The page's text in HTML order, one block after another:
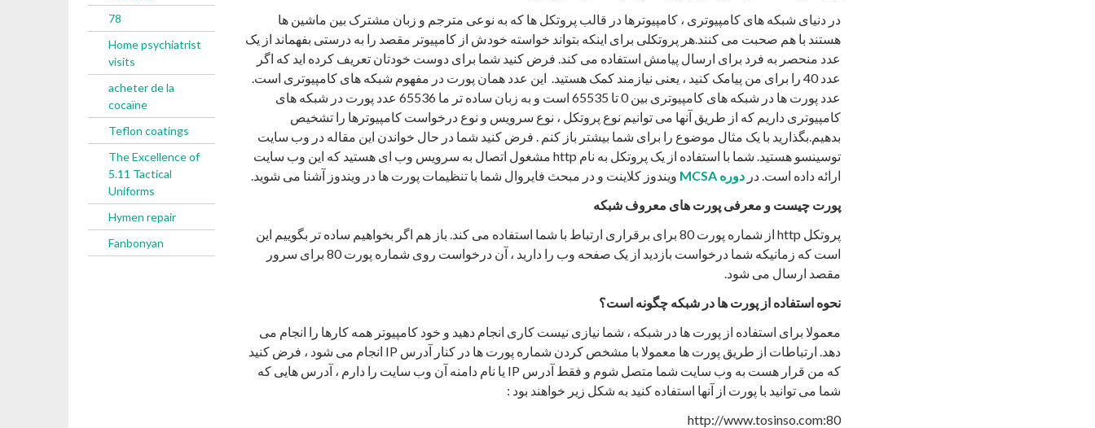
78
Home psychiatrist
visits
acheter de la
cocaïne
Teflon coatings
The Excellence of
5.11 Tactical
Uniforms
Hymen repair
Fanbonyan
در دنیای شبکه های کامپیوتری ، کامپیوترها در قالب پروتکل ها که به نوعی مترجم و زبان مشترک بین ماشین ها
هستند با هم صحبت می کنند.هر پروتکلی برای اینکه بتواند خواسته خودش از کامپیوتر مقصد را به درستی بفهماند از یک
عدد منحصر به فرد برای ارسال پیامش استفاده می کند. فرض کنید شما برای دوست خودتان تعریف کرده اید که اگر
عدد 40 را برای من پیامک کنید ، یعنی نیازمند کمک هستید. این عدد همان پورت در مفهوم شبکه های کامپیوتری است.
عدد پورت ها در شبکه های کامپیوتری بین 0 تا 65535 است و به زبان ساده تر ما 65536 عدد پورت در شبکه های
کامپیوتری داریم که از طریق آنها می توانیم نوع پروتکل ، نوع سرویس و نوع درخواست کامپیوترها را تشخیص
بدهیم.بگذارید با یک مثال موضوع را برای شما بیشتر باز کنم . فرض کنید شما در حال خواندن این مقاله در وب سایت
توسینسو هستید. شما با استفاده از یک پروتکل به نام http مشغول اتصال به سرویس وب ای هستید که این وب سایت
ارائه داده است. در دوره MCSA
ویندوز کلاینت و در مبحث فایروال شما با تنظیمات پورت ها در ویندوز آشنا می شوید.
پورت چیست و معرفی پورت های معروف شبکه
پروتکل http از شماره پورت 80 برای برقراری ارتباط با شما استفاده می کند. باز هم اگر بخواهیم ساده تر بگوییم این
است که زمانیکه شما درخواست بازدید از یک صفحه وب را دارید ، آن درخواست روی شماره پورت 80 برای سرور
مقصد ارسال می شود.
نحوه استفاده از پورت ها در شبکه چگونه است؟
معمولا برای استفاده از پورت ها در شبکه ، شما نیازی نیست کاری انجام دهید و خود کامپیوتر همه کارها را انجام می
دهد. ارتباطات از طریق پورت ها معمولا با مشخص کردن شماره پورت ها در کنار آدرس IP انجام می شود ، فرض کنید
که من قرار هست به وب سایت شما متصل شوم و فقط آدرس IP یا نام دامنه آن وب سایت را دارم ، آدرس هایی که
شما می توانید با پورت از آنها استفاده کنید به شکل زیر خواهند بود :
http://www.tosinso.com:80